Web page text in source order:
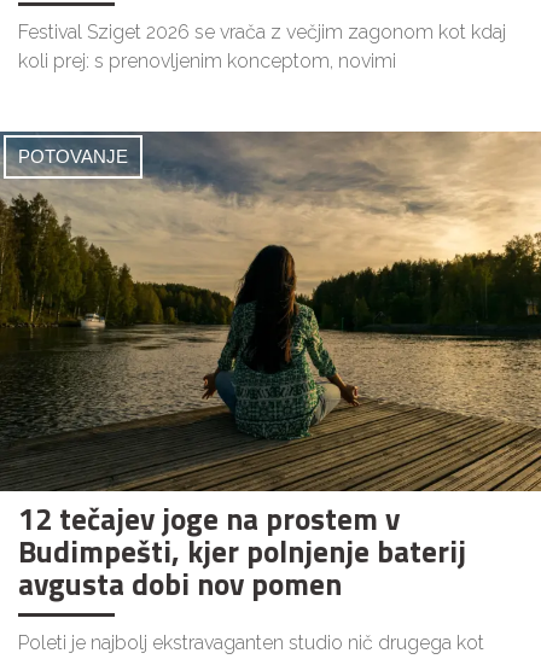
Festival Sziget 2026 se vrača z večjim zagonom kot kdaj
koli prej: s prenovljenim konceptom, novimi
POTOVANJE
12 tečajev joge na prostem v
Budimpešti, kjer polnjenje baterij
avgusta dobi nov pomen
Poleti je najbolj ekstravaganten studio nič drugega kot